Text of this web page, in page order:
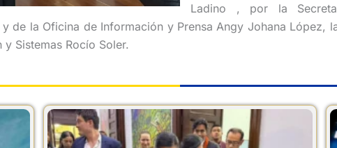
Ladino , por la
de la Oficina de Información y Prensa Angy Johana López,
Sistemas Rocío Soler.